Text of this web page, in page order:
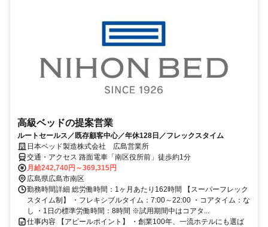
高級ベッドの提案営業
ルートセールス／既存顧客中心／年休128日／フレックスタイム
日本ベッド製造株式会社 広島営業所
交通・アクセス 路面電車「南区役所前」徒歩約1分
月給242,740円～369,315円
広島県広島市南区
勤務時間詳細 総労働時間：1ヶ月あたり162時間 【スーパーフレック
スタイム制】 ・フレキシブルタイム：7:00～22:00 ・コアタイム：な
し ・1日の標準労働時間：8時間 ※試用期間中はコアタ...
仕事内容 【アピールポイント】 ・創業100年、一流ホテルにも選ば